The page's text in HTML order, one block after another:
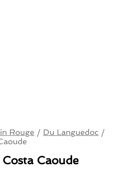
Rouge / Du Languedoc /
Caoude